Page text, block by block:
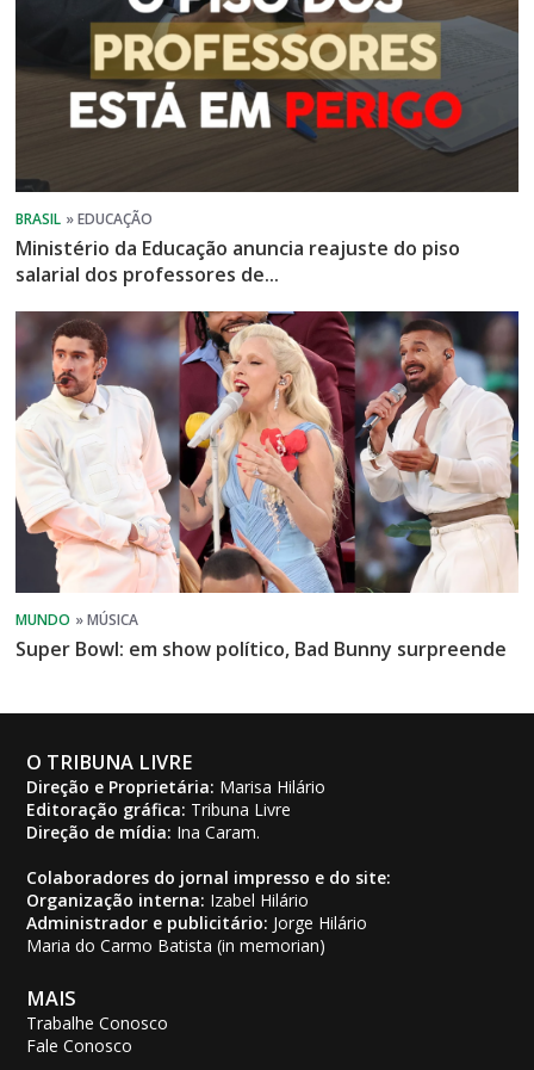
Ministério da Educação anuncia reajuste do piso
salarial dos professores de...
Super Bowl: em show político, Bad Bunny surpreende
O TRIBUNA LIVRE
Direção e Proprietária: Marisa Hilário
Editoração gráfica: Tribuna Livre
Direção de mídia: Ina Caram.
Colaboradores do jornal impresso e do site:
Organização interna: Izabel Hilário
Administrador e publicitário: Jorge Hilário
Maria do Carmo Batista (in memorian)
MAIS
Trabalhe Conosco
Fale Conosco